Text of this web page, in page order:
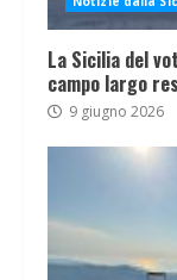
La Sicilia del
campo largo
9 giugno 2026